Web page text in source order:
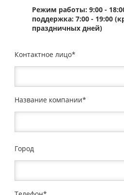
Режим работы: 9:00 -
поддержка: 7:00 - 19:00
праздничных дней)
Контактное лицо
Название компании
Город